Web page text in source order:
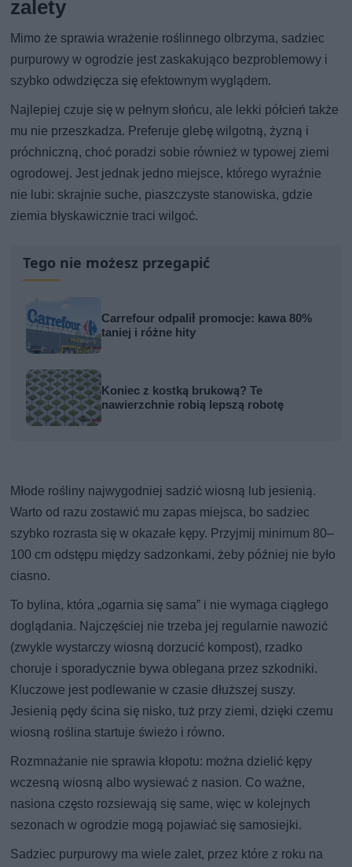
zalety
Mimo że sprawia wrażenie roślinnego olbrzyma, sadziec
purpurowy w ogrodzie jest zaskakująco bezproblemowy i
szybko odwdzięcza się efektownym wyglądem.
Najlepiej czuje się w pełnym słońcu, ale lekki półcień także
mu nie przeszkadza. Preferuje glebę wilgotną, żyzną i
próchniczną, choć poradzi sobie również w typowej ziemi
ogrodowej. Jest jednak jedno miejsce, którego wyraźnie
nie lubi: skrajnie suche, piaszczyste stanowiska, gdzie
ziemia błyskawicznie traci wilgoć.
Tego nie możesz przegapić
Carrefour odpalił promocje: kawa 80%
taniej i różne hity
Koniec z kostką brukową? Te
nawierzchnie robią lepszą robotę
Młode rośliny najwygodniej sadzić wiosną lub jesienią.
Warto od razu zostawić mu zapas miejsca, bo sadziec
szybko rozrasta się w okazałe kępy. Przyjmij minimum 80–
100 cm odstępu między sadzonkami, żeby później nie było
ciasno.
To bylina, która „ogarnia się sama” i nie wymaga ciągłego
doglądania. Najczęściej nie trzeba jej regularnie nawozić
(zwykle wystarczy wiosną dorzucić kompost), rzadko
choruje i sporadycznie bywa oblegana przez szkodniki.
Kluczowe jest podlewanie w czasie dłuższej suszy.
Jesienią pędy ścina się nisko, tuż przy ziemi, dzięki czemu
wiosną roślina startuje świeżo i równo.
Rozmnażanie nie sprawia kłopotu: można dzielić kępy
wczesną wiosną albo wysiewać z nasion. Co ważne,
nasiona często rozsiewają się same, więc w kolejnych
sezonach w ogrodzie mogą pojawiać się samosiejki.
Sadziec purpurowy ma wiele zalet, przez które z roku na